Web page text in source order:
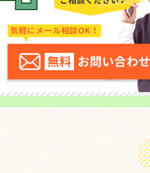
気軽にメール相談OK！
無料 お問い合わせ